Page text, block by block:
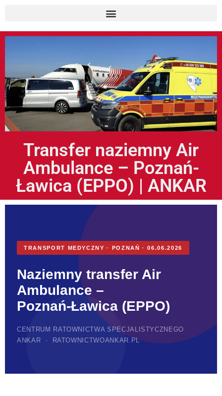
Transfer naziemny Air
Ambulance – Poznań-
Ławica (EPPO) | ANKAR
TRANSPORT MEDYCZNY · POZNAŃ · 06.06.2026
Naziemny transfer Air
Ambulance –
Poznań-Ławica (EPPO)
CENTRUM RATOWNICTWA SPECJALISTYCZNEGO
ANKAR · RATOWNICTWOANKAR.PL